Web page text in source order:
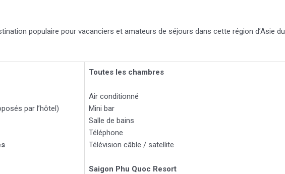
populaire pour vacanciers et amateurs de séjours dans cette région d’Asie du
par l’hôtel)
Toutes les chambres
Air conditionné
Mini bar
Salle de bains
Téléphone
Télévision câble / satellite
Saigon Phu Quoc Resort